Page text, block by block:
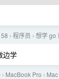
› 程序员 › 想学 go
边学
› MacBook Pro ›